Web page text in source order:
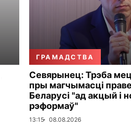
ГРАМАДСТВА
Севярынец: Трэба
пры магчымасці
Беларусі "ад акцый і
рэформаў"
13:15 08.08.2026